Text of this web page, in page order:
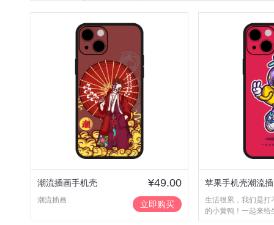
潮流插画手机壳 ¥49.00
潮流插画 立即购买
苹果手机壳潮流
爱小黄鸭
生活很累，我们是打
的小黄鸭！一起来给
比个耶！！！